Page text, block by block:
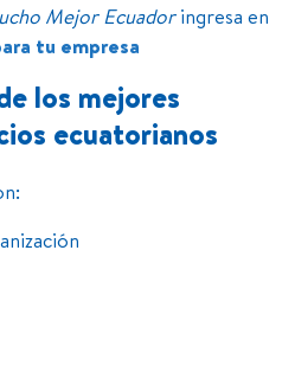
Mejor Ecuadoringresa en
tu empresa
los mejores
ecuatorianos